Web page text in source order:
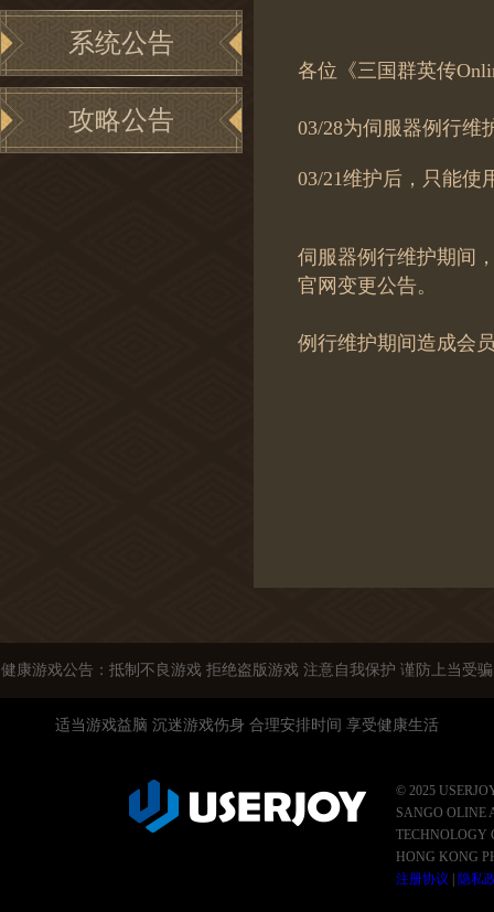
系统公告
攻略公告
各位《三国群英传
03/28为伺服器例行维
03/21维护后，只能使
伺服器例行维护期间
官网变更公告。
例行维护期间造成会
健康游戏公告：抵制不良游戏 拒绝盗版游戏 注意自我保护 谨防上当受骗
适当游戏益脑 沉迷游戏伤身 合理安排时间 享受健康生活
© 2025
SANGO OLINE
TECHNOLOGY
HONG KONG
注册协议
隐私